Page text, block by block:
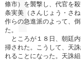
條市）を襲撃し、代官を
条実美（さんじょう・さ
作らの急進派のよって、
た。
ところが１８日、朝廷
掃された。こうして、天
れることになった。天誅